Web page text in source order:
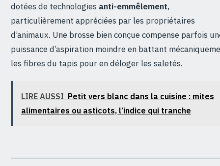
dotées de technologies anti-emmêlement,
particulièrement appréciées par les propriétaires
d’animaux. Une brosse bien conçue compense parfois
puissance d’aspiration moindre en battant
les fibres du tapis pour en déloger les saletés.
LIRE AUSSI Petit vers blanc dans la cuisine : mites
alimentaires ou asticots, l’indice qui tranche